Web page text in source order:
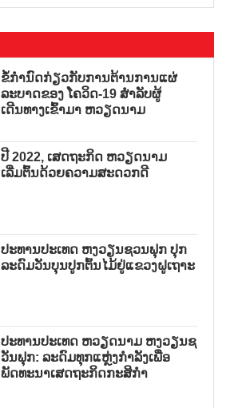
ຂໍ້ກຳນົດກ່ຽວກັບການຕ້ານການແຜ່
ລະບາດຂອງ ໂຄວິດ-19 ສຳລັບຜູ້
ເດີນທາງເຂົ້າມາ ຫວຽດນາມ
ປີ 2022, ເສດຖະກິດ ຫວຽດນາມ
ເລີ່ມຕົ້ນດ້ວຍຄວາມສະດວກດີ
ປະທານປະເທດ ຫງວຽນຊວນຟຸກ ປຸກ
ລະດົມວັນບຸນປູກຕົ້ນໄມ້ຢູ່ແຂວງຝູເຖາະ
ປະທານປະເທດ ຫວຽດນາມ ຫງວຽນຊ
ວັນຟຸກ: ລະດົມທຸກແຫຼ່ງກຳລັງເພື່ອ
ພັດທະນາເສດຖະກິດກະສິກຳ